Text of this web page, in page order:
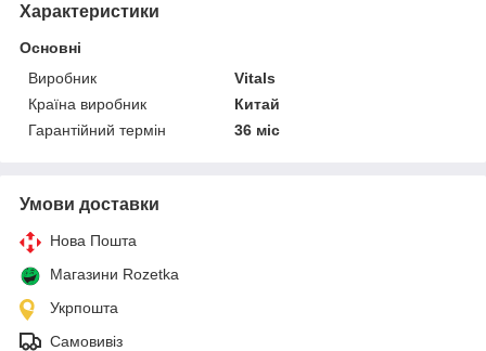
Характеристики
Основні
Виробник
Vitals
Країна виробник
Китай
Гарантійний термін
36 міс
Умови доставки
Нова Пошта
Магазини Rozetka
Укрпошта
Самовивіз